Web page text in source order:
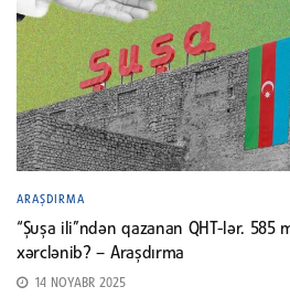
ARAŞDIRMA
“Şuşa ili”ndən qazanan QHT-lər. 585
xərclənib? – Araşdırma
14 NOYABR 2025